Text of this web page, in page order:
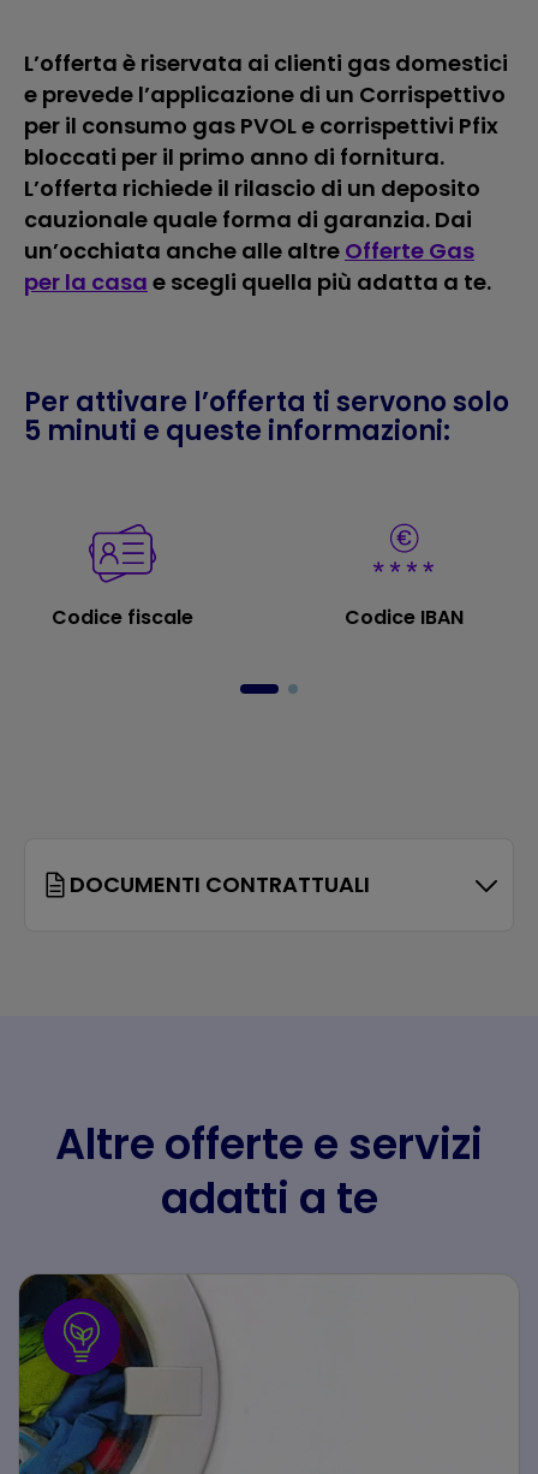
L’offerta è riservata ai clienti gas domestici
e prevede l’applicazione di un Corrispettivo
per il consumo gas PVOL e corrispettivi Pfix
bloccati per il primo anno di fornitura.
L’offerta richiede il rilascio di un deposito
cauzionale quale forma di garanzia. Dai
un’occhiata anche alle altre Offerte Gas
per la casa e scegli quella più adatta a te.
Per attivare l’offerta ti servono solo
5 minuti e queste informazioni:
Codice fiscale Codice IBAN
DOCUMENTI CONTRATTUALI
Altre offerte e servizi
adatti a te